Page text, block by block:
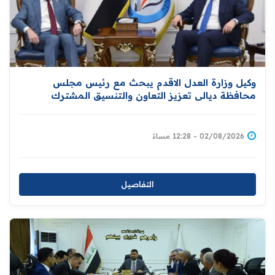
وكيل وزارة العدل الاقدم يبحث مع رئيس مجلس
محافظة ديالى تعزيز التعاون والتنسيق المشترك
02/08/2026 - 12:28 مساءً
التفاصيل